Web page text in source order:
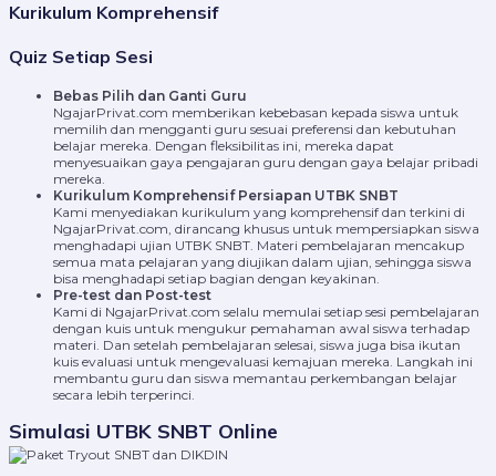
Kurikulum Komprehensif
Quiz Setiap Sesi
Bebas Pilih dan Ganti Guru
NgajarPrivat.com memberikan kebebasan kepada siswa untuk
memilih dan mengganti guru sesuai preferensi dan kebutuhan
belajar mereka. Dengan fleksibilitas ini, mereka dapat
menyesuaikan gaya pengajaran guru dengan gaya belajar pribadi
mereka.
Kurikulum Komprehensif Persiapan UTBK SNBT
Kami menyediakan kurikulum yang komprehensif dan terkini di
NgajarPrivat.com, dirancang khusus untuk mempersiapkan siswa
menghadapi ujian UTBK SNBT. Materi pembelajaran mencakup
semua mata pelajaran yang diujikan dalam ujian, sehingga siswa
bisa menghadapi setiap bagian dengan keyakinan.
Pre-test dan Post-test
Kami di NgajarPrivat.com selalu memulai setiap sesi pembelajaran
dengan kuis untuk mengukur pemahaman awal siswa terhadap
materi. Dan setelah pembelajaran selesai, siswa juga bisa ikutan
kuis evaluasi untuk mengevaluasi kemajuan mereka. Langkah ini
membantu guru dan siswa memantau perkembangan belajar
secara lebih terperinci.
Simulasi UTBK SNBT Online